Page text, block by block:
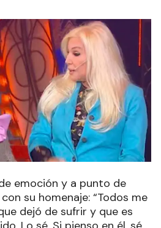
emoción y a punto de
su homenaje: “Todos me
dejó de sufrir y que es